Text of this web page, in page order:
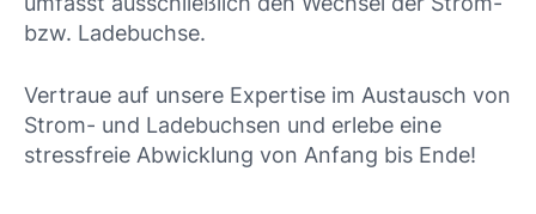
bzw. Ladebuchse.
Vertraue auf unsere Expertise im Austausch von
Strom- und Ladebuchsen und erlebe eine
stressfreie Abwicklung von Anfang bis Ende!